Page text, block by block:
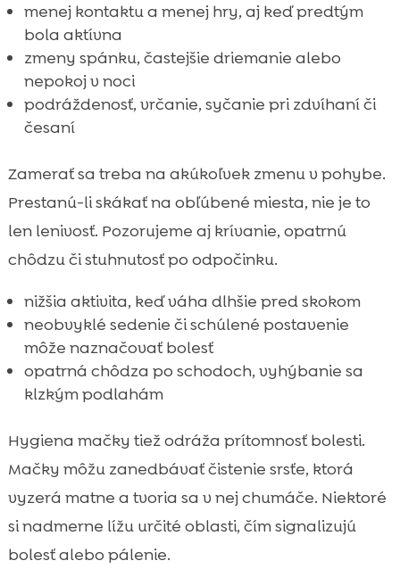
menej kontaktu a menej hry, aj keď predtým
bola aktívna
zmeny spánku, častejšie driemanie alebo
nepokoj v noci
podráždenosť, vrčanie, syčanie pri zdvíhaní či
česaní
Zamerať sa treba na akúkoľvek zmenu v pohybe.
Prestanú-li skákať na obľúbené miesta, nie je to
len lenivosť. Pozorujeme aj krívanie, opatrnú
chôdzu či stuhnutosť po odpočinku.
nižšia aktivita, keď váha dlhšie pred skokom
neobvyklé sedenie či schúlené postavenie
môže naznačovať bolesť
opatrná chôdza po schodoch, vyhýbanie sa
klzkým podlahám
Hygiena mačky tiež odráža prítomnosť bolesti.
Mačky môžu zanedbávať čistenie srsťe, ktorá
vyzerá matne a tvoria sa v nej chumáče. Niektoré
si nadmerne lížu určité oblasti, čím signalizujú
bolesť alebo pálenie.